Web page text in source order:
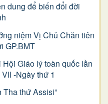
dung để biến đổi đời
niệm Vị Chủ Chăn tiên
GP.BMT
Giáo lý toàn quốc lần
-Ngày thứ 1
Tha thứ Assisi”